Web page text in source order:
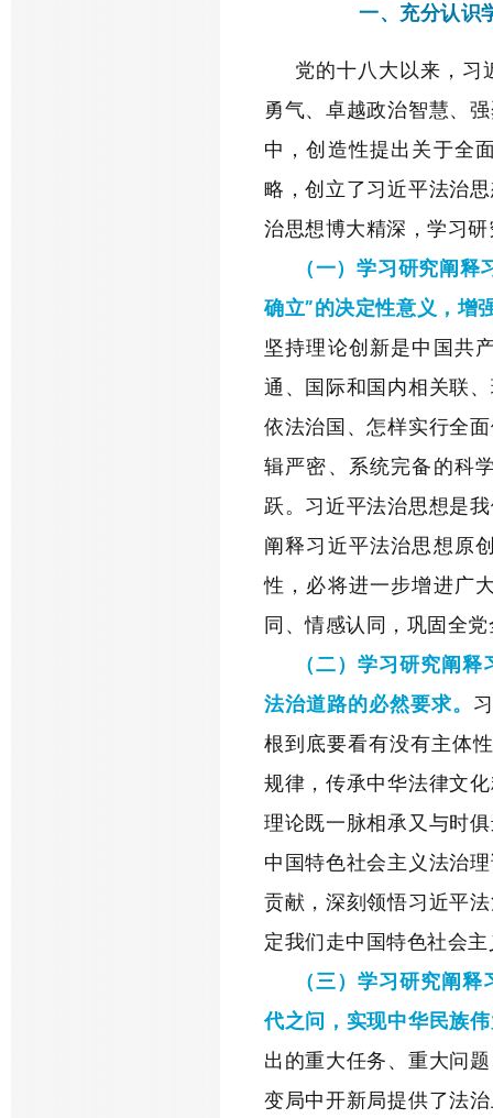
一、充分认识
党的十八大以来，习
勇气、卓越政治智慧、
中，创造性提出关于全
略，创立了习近平法治
治思想博大精深，学习
（一）学习研究阐
确立”的决定性意义，增
坚持理论创新是中国共
通、国际和国内相关联
依法治国、怎样实行全
辑严密、系统完备的科
跃。习近平法治思想是
阐释习近平法治思想原
性，必将进一步增进广
同、情感认同，巩固全
（二）学习研究阐
法治道路的必然要求。
根到底要看有没有主体
规律，传承中华法律文
理论既一脉相承又与时
中国特色社会主义法治
贡献，深刻领悟习近平
定我们走中国特色社会
（三）学习研究阐
代之问，实现中华民族
出的重大任务、重大问
变局中开新局提供了法